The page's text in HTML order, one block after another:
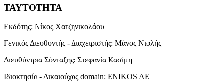
ΤΑΥΤΟΤΗΤΑ
Εκδότης: Νίκος Χατζηνικολάου
Γενικός Διευθυντής - Διαχειριστής: Μάνος Νιφλής
Διευθύντρια Σύνταξης: Στεφανία Κασίμη
Ιδιοκτησία - Δικαιούχος domain: ENIKOS AE